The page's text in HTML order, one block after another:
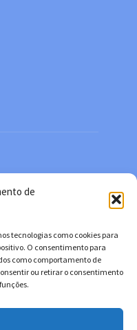
de
tecnologias como cookies para
O consentimento para
como comportamento de
ou retirar o consentimento